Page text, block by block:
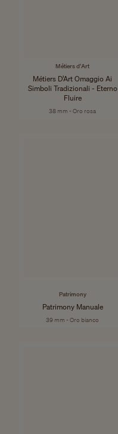
Métiers d'Art
Métiers D’Art Omaggio Ai
Simboli Tradizionali - Eterno
Fluire
38 mm - Oro rosa
Patrimony
Patrimony Manuale
39 mm - Oro bianco